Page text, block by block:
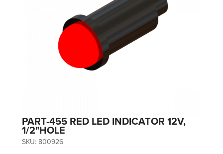
PART-455 RED LED INDICATOR 12V,
1/2"HOLE
SKU: 800926